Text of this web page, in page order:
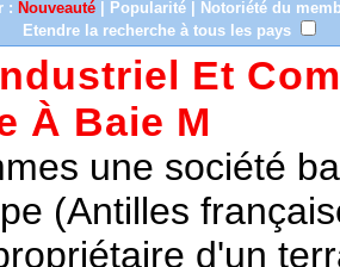
: Nouveauté Popularité
Notoriété du
Etendre la recherche à tous les pays
Et
À Baie M
une société
(Antilles
d'un